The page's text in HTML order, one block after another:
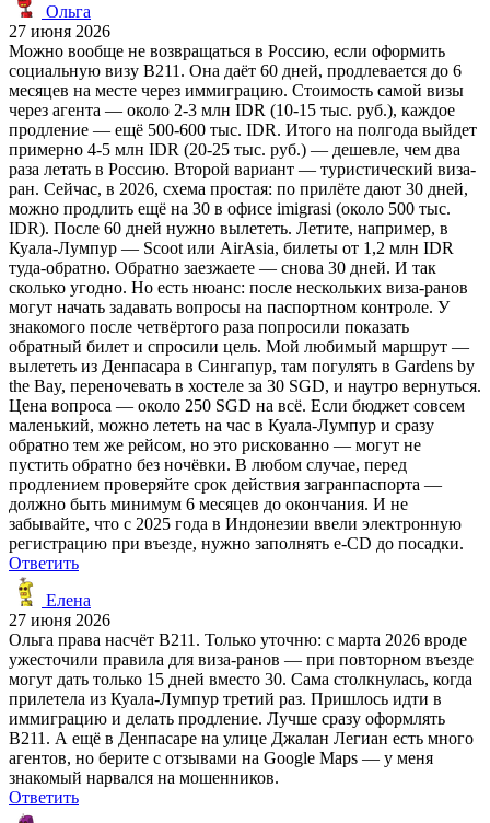
Ольга
27 июня 2026
Можно вообще не возвращаться в Россию, если оформить
социальную визу B211. Она даёт 60 дней, продлевается до 6
месяцев на месте через иммиграцию. Стоимость самой визы
через агента — около 2-3 млн IDR (10-15 тыс. руб.), каждое
продление — ещё 500-600 тыс. IDR. Итого на полгода выйдет
примерно 4-5 млн IDR (20-25 тыс. руб.) — дешевле, чем два
раза летать в Россию. Второй вариант — туристический виза-
ран. Сейчас, в 2026, схема простая: по прилёте дают 30 дней,
можно продлить ещё на 30 в офисе imigrasi (около 500 тыс.
IDR). После 60 дней нужно вылететь. Летите, например, в
Куала-Лумпур — Scoot или AirAsia, билеты от 1,2 млн IDR
туда-обратно. Обратно заезжаете — снова 30 дней. И так
сколько угодно. Но есть нюанс: после нескольких виза-ранов
могут начать задавать вопросы на паспортном контроле. У
знакомого после четвёртого раза попросили показать
обратный билет и спросили цель. Мой любимый маршрут —
вылететь из Денпасара в Сингапур, там погулять в Gardens by
the Bay, переночевать в хостеле за 30 SGD, и наутро вернуться.
Цена вопроса — около 250 SGD на всё. Если бюджет совсем
маленький, можно лететь на час в Куала-Лумпур и сразу
обратно тем же рейсом, но это рискованно — могут не
пустить обратно без ночёвки. В любом случае, перед
продлением проверяйте срок действия загранпаспорта —
должно быть минимум 6 месяцев до окончания. И не
забывайте, что с 2025 года в Индонезии ввели электронную
регистрацию при въезде, нужно заполнять e-CD до посадки.
Ответить
Елена
27 июня 2026
Ольга права насчёт B211. Только уточню: с марта 2026 вроде
ужесточили правила для виза-ранов — при повторном въезде
могут дать только 15 дней вместо 30. Сама столкнулась, когда
прилетела из Куала-Лумпур третий раз. Пришлось идти в
иммиграцию и делать продление. Лучше сразу оформлять
B211. А ещё в Денпасаре на улице Джалан Легиан есть много
агентов, но берите с отзывами на Google Maps — у меня
знакомый нарвался на мошенников.
Ответить